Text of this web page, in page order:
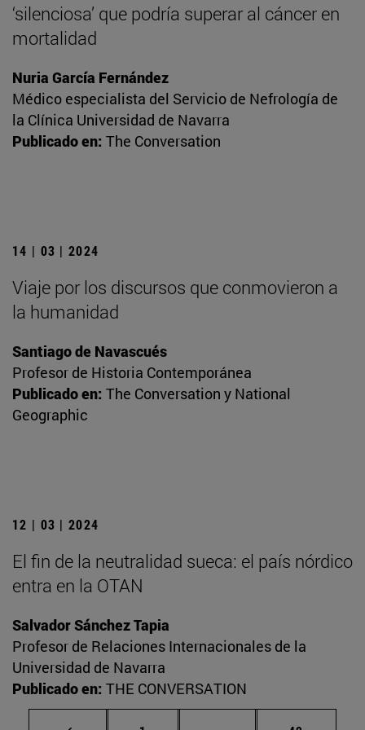
‘silenciosa’ que podría superar al cáncer en
mortalidad
Nuria García Fernández
Médico especialista del Servicio de Nefrología de
la Clínica Universidad de Navarra
Publicado en: The Conversation
14 | 03 | 2024
Viaje por los discursos que conmovieron a
la humanidad
Santiago de Navascués
Profesor de Historia Contemporánea
Publicado en: The Conversation y National
Geographic
12 | 03 | 2024
El fin de la neutralidad sueca: el país nórdico
entra en la OTAN
Salvador Sánchez Tapia
Profesor de Relaciones Internacionales de la
Universidad de Navarra
Publicado en: THE CONVERSATION